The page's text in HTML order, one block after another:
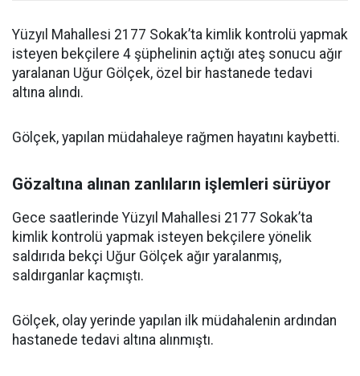
Yüzyıl Mahallesi 2177 Sokak’ta kimlik kontrolü yapmak
isteyen bekçilere 4 şüphelinin açtığı ateş sonucu ağır
yaralanan Uğur Gölçek, özel bir hastanede tedavi
altına alındı.
Gölçek, yapılan müdahaleye rağmen hayatını kaybetti.
Gözaltına alınan zanlıların işlemleri sürüyor
Gece saatlerinde Yüzyıl Mahallesi 2177 Sokak’ta
kimlik kontrolü yapmak isteyen bekçilere yönelik
saldırıda bekçi Uğur Gölçek ağır yaralanmış,
saldırganlar kaçmıştı.
Gölçek, olay yerinde yapılan ilk müdahalenin ardından
hastanede tedavi altına alınmıştı.